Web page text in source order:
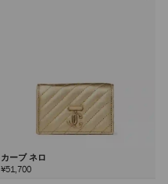
カーブ ネロ
¥51,700